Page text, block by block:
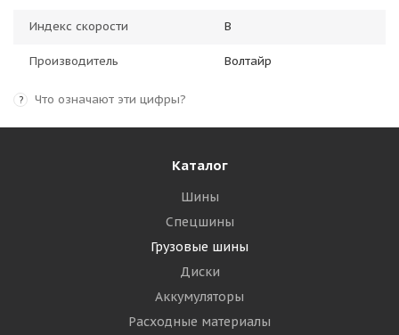
Индекс скорости B
Производитель Волтайр
? Что означают эти цифры?
Каталог
Шины
Спецшины
Грузовые шины
Диски
Аккумуляторы
Расходные материалы